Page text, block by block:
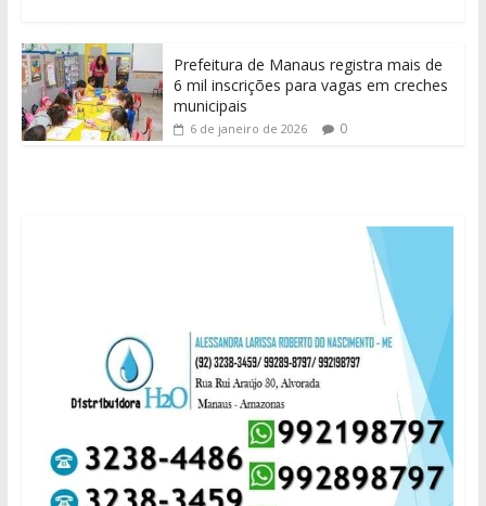
Prefeitura de Manaus registra mais de
6 mil inscrições para vagas em creches
municipais
6 de janeiro de 2026 0